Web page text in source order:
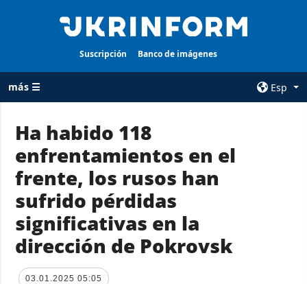
Suscripción Banco de imágenes
más ☰
Esp
TODAS LAS
CATEGORÍAS
Guerra
Reconstrucción
de Ucrania
Política
Economía
AGENCIA
sobre la agencia
condiciones de
suscripción
servicios
Ha habido 118
enfrentamientos en el
frente, los rusos han
sufrido pérdidas
significativas en la
dirección de Pokrovsk
03.01.2025 05:05